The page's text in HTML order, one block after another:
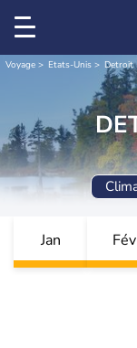
Voyage Etats-Unis Detroit
Jan Fév